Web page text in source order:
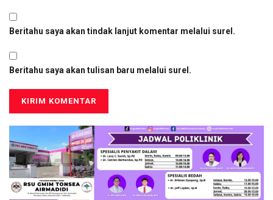
Beritahu saya akan tindak lanjut komentar melalui surel.
Beritahu saya akan tulisan baru melalui surel.